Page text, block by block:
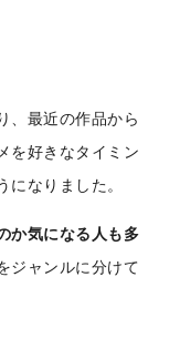
、最近の作品から
を好きなタイミン
なりました。
か気になる人も多
ジャンルに分けて